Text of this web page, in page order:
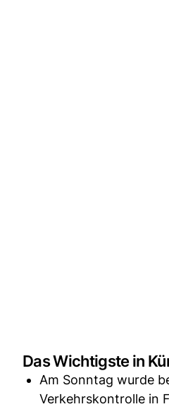
Das Wichtigste in
Am Sonntag wurde
Verkehrskontrolle in